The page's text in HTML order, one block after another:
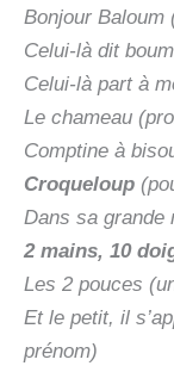
Bonjour Baloum
Celui-là dit
Celui-là part à
Le chameau
Comptine à
Croqueloup
Dans sa grande
2 mains, 10
Les 2 pouces
Et le petit, il
prénom)